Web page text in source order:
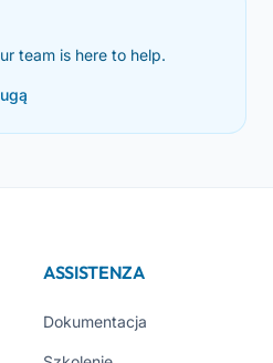
team is here to help.
ASSISTENZA
Dokumentacja